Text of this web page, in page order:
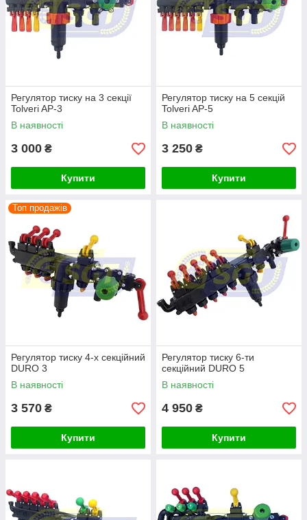
можна придбати за найвигіднішими цінами в роздріб або
оптом. Продукція авторитетних виробників дозволить
підвищити продуктивність сільськогосподарської діяльності і
фінансову привабливість господарства.
Регулятор тиску на 3 секції
Tolveri AP-3
В наявності
3 000 ₴
Купити
Регулятор тиску на 5 секцій
Tolveri AP-5
В наявності
3 250 ₴
Купити
Топ продажів
Регулятор тиску 4-х секційний
DURO 3
В наявності
3 570 ₴
Купити
Регулятор тиску 6-ти
секційний DURO 5
В наявності
4 950 ₴
Купити